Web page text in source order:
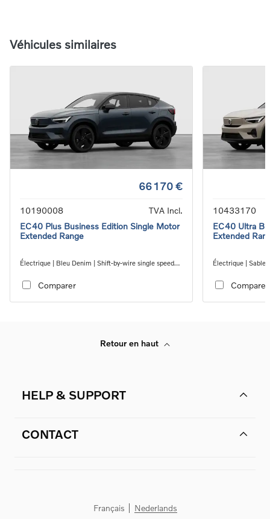
Véhicules similaires
66 170 €
10190008
TVA Incl.
EC40 Plus Business Edition Single Motor
Extended Range
Électrique | Bleu Denim | Shift-by-wire single speed
Comparer
10433170
EC40 Ultra
Extended
Électrique | Sable
Comparer
Retour en haut
HELP & SUPPORT
CONTACT
Français Nederlands